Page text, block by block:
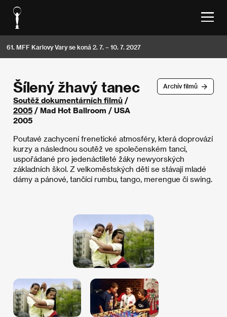
61. MFF Karlovy Vary se koná 2. 7. – 10. 7. 2027
Archív filmů
Šílený žhavý tanec
Soutěž dokumentárních filmů /
2005 / Mad Hot Ballroom / USA
2005
Poutavé zachycení frenetické atmosféry, která doprovází
kurzy a následnou soutěž ve společenském tanci,
uspořádané pro jedenáctileté žáky newyorských
základních škol. Z velkoměstských dětí se stávají mladé
dámy a pánové, tančící rumbu, tango, merengue či swing.